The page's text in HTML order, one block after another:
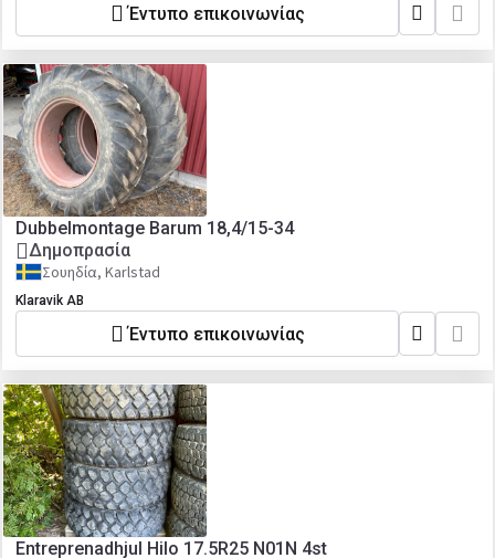
Έντυπο επικοινωνίας
Dubbelmontage Barum 18,4/15-34
Δημοπρασία
Σουηδία, Karlstad
Klaravik AB
Έντυπο επικοινωνίας
Entreprenadhjul Hilo 17.5R25 N01N 4st